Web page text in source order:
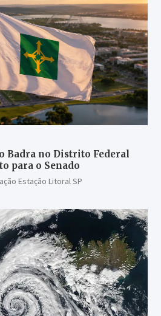
Badra no Distrito Federal
para o Senado
Estação Litoral SP